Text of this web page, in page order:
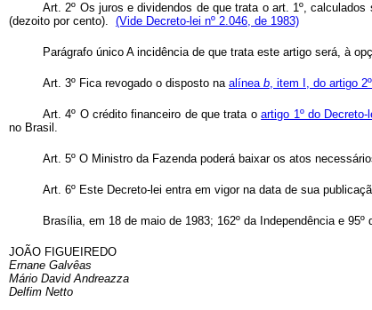
Art. 2º Os juros e dividendos de que trata o art. 1º,
(dezoito por cento). (Vide Decreto-lei nº 2.046, de 1983)
Parágrafo único A incidência de que trata este artigo será, à
Art. 3º Fica revogado o disposto na alínea b, item I, do artigo
Art. 4º O crédito financeiro de que trata oartigo 1º do
no Brasil.
Art. 5º O Ministro da Fazenda poderá baixar os atos
Art. 6º Este Decreto-lei entra em vigor na data de sua
Brasília, em 18 de maio de 1983; 162º da Independência e 95º
JOÃO FIGUEIREDO
Ernane Galvêas
Mário David Andreazza
Delfim Netto